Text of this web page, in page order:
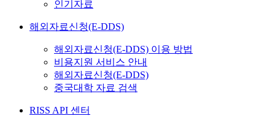
인기자료
해외자료신청(E-DDS)
해외자료신청(E-DDS) 이용 방법
비용지원 서비스 안내
해외자료신청(E-DDS)
중국대학 자료 검색
RISS API 센터